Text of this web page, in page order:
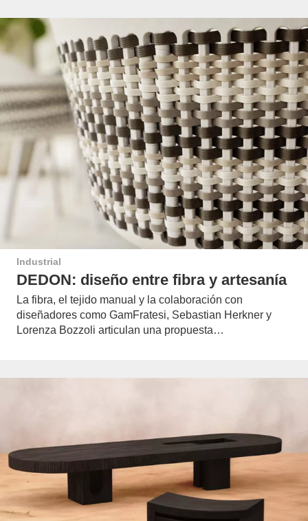
Industrial
DEDON: diseño entre fibra y artesanía
La fibra, el tejido manual y la colaboración con
diseñadores como GamFratesi, Sebastian Herkner y
Lorenza Bozzoli articulan una propuesta…